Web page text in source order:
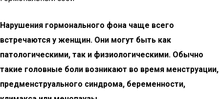
Нарушения гормонального фона чаще всего
встречаются у женщин. Они могут быть как
патологическими, так и физиологическими. Обычно
такие головные боли возникают во время менструации,
предменструального синдрома, беременности,